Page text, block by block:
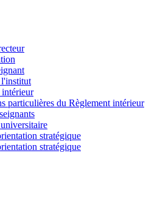
particulières du Règlement intérieur
stratégique
stratégique